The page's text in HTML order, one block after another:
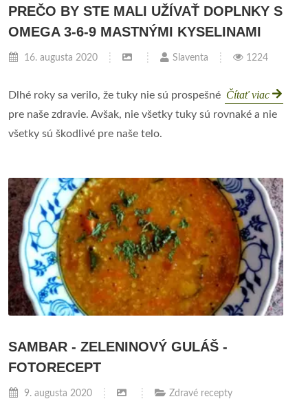
PREČO BY STE MALI UŽÍVAŤ DOPLNKY S
OMEGA 3-6-9 MASTNÝMI KYSELINAMI
16. augusta 2020 Slaventa 1224
Čítať viac
Dlhé roky sa verilo, že tuky nie sú prospešné
pre naše zdravie. Avšak, nie všetky tuky sú rovnaké a nie
všetky sú škodlivé pre naše telo.
SAMBAR - ZELENINOVÝ GULÁŠ -
FOTORECEPT
9. augusta 2020 Zdravé recepty